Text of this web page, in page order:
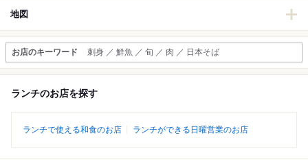
地図
お店のキーワード 刺身 ／ 鮮魚 ／ 旬 ／ 肉 ／ 日本そば
ランチのお店を探す
ランチで使える和食のお店 ランチができる日曜営業のお店